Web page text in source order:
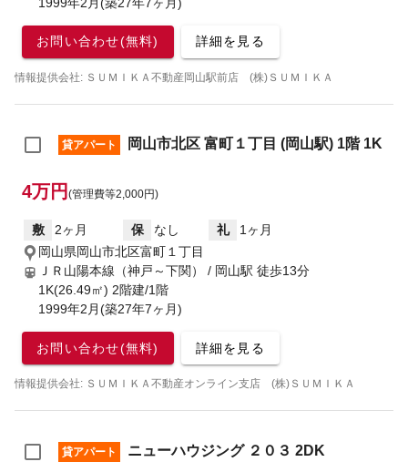
お問い合わせ(無料) 詳細を見る
情報提供会社: ＳＵＭＩＫＡ不動産岡山駅前店 (株)ＳＵＭＩＫＡ
貸アパート 岡山市北区 富町１丁目 (岡山駅) 1階 1K
4万円 (管理費等2,000円)
敷 2ヶ月 保 なし 礼
1ヶ月
岡山県岡山市北区富町１丁目
ＪＲ山陽本線（神戸～下関） / 岡山駅 徒歩13分
1K(26.49㎡) 2階建/1階
1999年2月(築27年7ヶ月)
お問い合わせ(無料) 詳細を見る
情報提供会社: ＳＵＭＩＫＡ不動産オンライン支店 (株)ＳＵＭＩＫＡ
貸アパート ニューハウジング ２０３ 2DK